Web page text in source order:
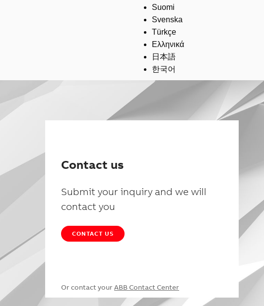
Suomi
Svenska
Türkçe
Ελληνικά
日本語
한국어
Contact us
Submit your inquiry and we will
contact you
CONTACT US
Or contact your ABB Contact Center